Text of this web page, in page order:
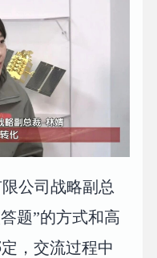
公司战略副总
题”的方式和高
，交流过程中